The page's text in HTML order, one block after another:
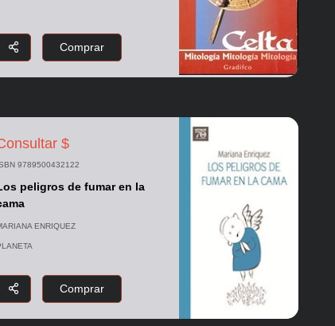
Comprar
$
9789500432122
peligros de fumar en la
ENRIQUEZ
Comprar